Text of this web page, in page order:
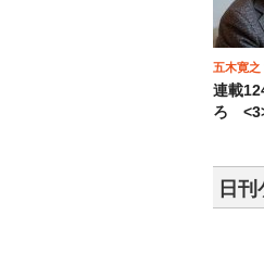
五木寛之
連載
ろ
日